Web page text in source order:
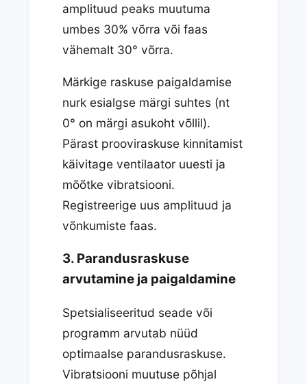
amplituud peaks muutuma
umbes 30% võrra või faas
vähemalt 30° võrra.
Märkige raskuse paigaldamise
nurk esialgse märgi suhtes (nt
0° on märgi asukoht võllil).
Pärast prooviraskuse kinnitamist
käivitage ventilaator uuesti ja
mõõtke vibratsiooni.
Registreerige uus amplituud ja
võnkumiste faas.
3. Parandusraskuse
arvutamine ja paigaldamine
Spetsialiseeritud seade või
programm arvutab nüüd
optimaalse parandusraskuse.
Vibratsiooni muutuse põhjal